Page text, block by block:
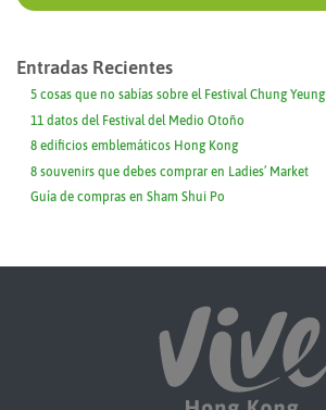
Entradas Recientes
5 cosas que no sabías sobre el Festival Chung Yeung
11 datos del Festival del Medio Otoño
8 edificios emblemáticos Hong Kong
8 souvenirs que debes comprar en Ladies’ Market
Guía de compras en Sham Shui Po